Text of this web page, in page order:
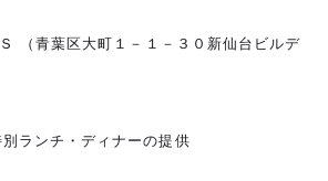
（青葉区大町１－１－３０新仙台ビルデ
別ランチ・ディナーの提供